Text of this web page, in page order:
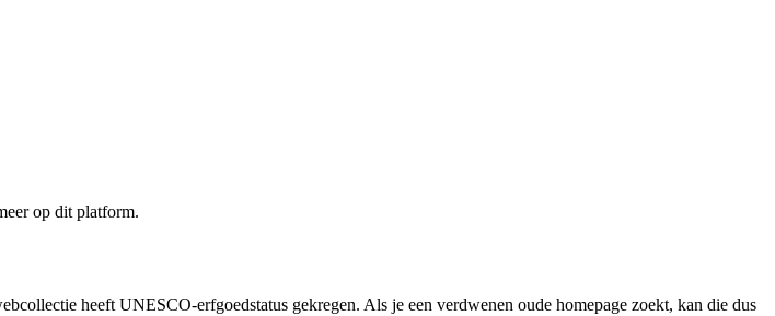
op dit platform.
heeft UNESCO-erfgoedstatus gekregen. Als je een verdwenen oude homepage zoekt, kan die dus